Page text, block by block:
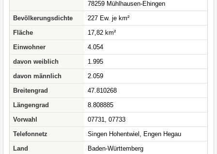
78259 Mühlhausen-Ehingen
Bevölkerungsdichte
227 Ew. je km²
Fläche
17,82 km²
Einwohner
4.054
davon weiblich
1.995
davon männlich
2.059
Breitengrad
47.810268
Längengrad
8.808885
Vorwahl
07731, 07733
Telefonnetz
Singen Hohentwiel, Engen Hegau
Land
Baden-Württemberg